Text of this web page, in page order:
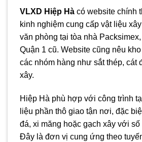
VLXD Hiệp Hà có website chính
kinh nghiệm cung cấp vật liệu
văn phòng tại tòa nhà
Quận 1 cũ. Website cũng nêu
các nhóm hàng như sắt thép, cát
xây.
Hiệp Hà phù hợp với công trình
liệu phần thô giao tận nơi, đặc
đá, xi măng hoặc gạch xây với
Đây là đơn vị cung ứng theo